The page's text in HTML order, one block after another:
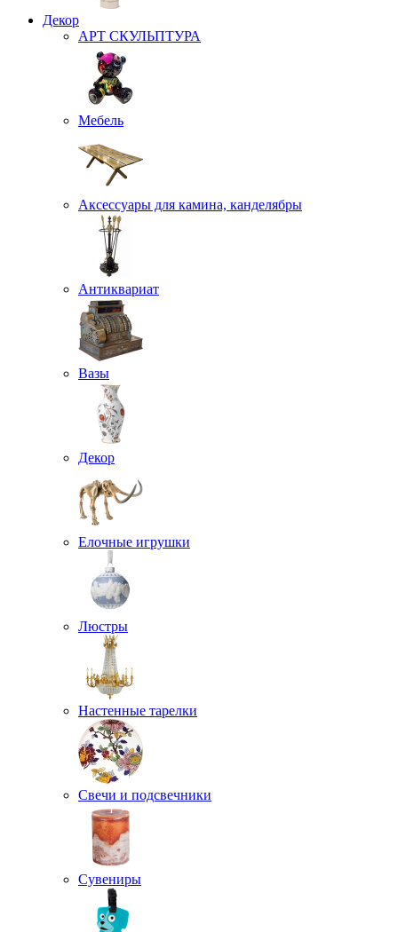
Декор
АРТ СКУЛЬПТУРА
Мебель
Аксессуары для камина, канделябры
Антиквариат
Вазы
Декор
Елочные игрушки
Люстры
Настенные тарелки
Свечи и подсвечники
Сувениры